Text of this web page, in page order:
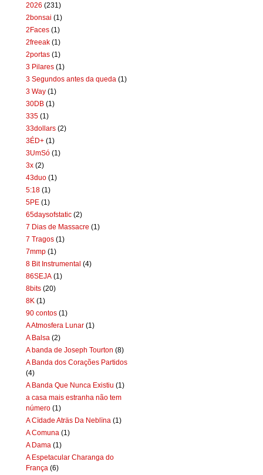
2026 (231)
2bonsai (1)
2Faces (1)
2freeak (1)
2portas (1)
3 Pilares (1)
3 Segundos antes da queda (1)
3 Way (1)
30DB (1)
335 (1)
33dollars (2)
3ÉD+ (1)
3UmSó (1)
3x (2)
43duo (1)
5:18 (1)
5PE (1)
65daysofstatic (2)
7 Dias de Massacre (1)
7 Tragos (1)
7mmp (1)
8 Bit Instrumental (4)
86SEJA (1)
8bits (20)
8K (1)
90 contos (1)
A Atmosfera Lunar (1)
A Balsa (2)
A banda de Joseph Tourton (8)
A Banda dos Corações Partidos
(4)
A Banda Que Nunca Existiu (1)
a casa mais estranha não tem
número (1)
A Cïdade Aträs Da Neblïna (1)
A Comuna (1)
A Dama (1)
A Espetacular Charanga do
França (6)